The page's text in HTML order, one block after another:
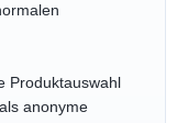
Produktauswahl
anonyme